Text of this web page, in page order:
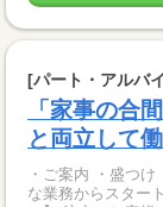
[パート・アルバ
「家事の合
と両立して
・ご案内 ・盛つ
な業務からスタート！ 【セルフオーダー導入なので接客